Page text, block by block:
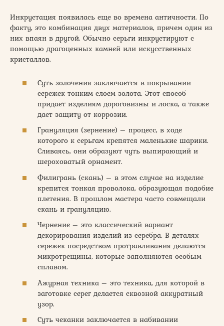
Инкрустация появилась еще во времена античности. По
факту, это комбинация двух материалов, причем один из
них впаян в другой. Обычно серьги инкрустируют с
помощью драгоценных камней или искусственных
кристаллов.
Суть золочения заключается в покрывании
сережек тонким слоем золота. Этот способ
придает изделиям дороговизны и лоска, а также
дает защиту от коррозии.
Грануляция (зернение) – процесс, в ходе
которого к серьгам крепятся маленькие шарики.
Сливаясь, они образуют чуть выпирающий и
шероховатый орнамент.
Филигрань (скань) – в этом случае на изделие
крепится тонкая проволока, образующая подобие
плетения. В прошлом мастера часто совмещали
скань и грануляцию.
Чернение – это классический вариант
декорирования изделий из серебра. В деталях
сережек посредством протравливания делаются
микротрещины, которые заполняются особым
сплавом.
Ажурная техника – это техника, для которой в
заготовке серег делается сквозной аккуратный
узор.
Суть чеканки заключается в набивании